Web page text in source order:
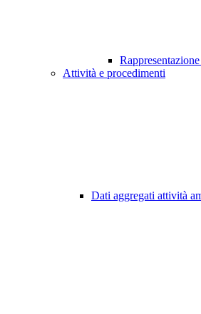
Attività e procedimenti
Dati aggregati attività